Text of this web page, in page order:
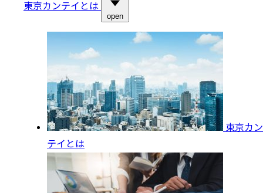
東京カンテイとは
open
東京カン
テイとは